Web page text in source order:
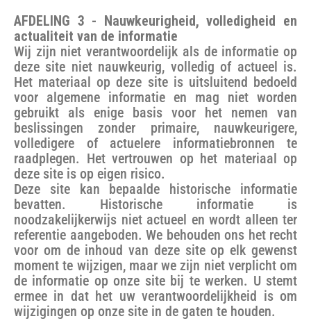
AFDELING 3 - Nauwkeurigheid, volledigheid en
actualiteit van de informatie
Wij zijn niet verantwoordelijk als de informatie op
deze site niet nauwkeurig, volledig of actueel is.
Het materiaal op deze site is uitsluitend bedoeld
voor algemene informatie en mag niet worden
gebruikt als enige basis voor het nemen van
beslissingen zonder primaire, nauwkeurigere,
volledigere of actuelere informatiebronnen te
raadplegen. Het vertrouwen op het materiaal op
deze site is op eigen risico.
Deze site kan bepaalde historische informatie
bevatten. Historische informatie is
noodzakelijkerwijs niet actueel en wordt alleen ter
referentie aangeboden. We behouden ons het recht
voor om de inhoud van deze site op elk gewenst
moment te wijzigen, maar we zijn niet verplicht om
de informatie op onze site bij te werken. U stemt
ermee in dat het uw verantwoordelijkheid is om
wijzigingen op onze site in de gaten te houden.